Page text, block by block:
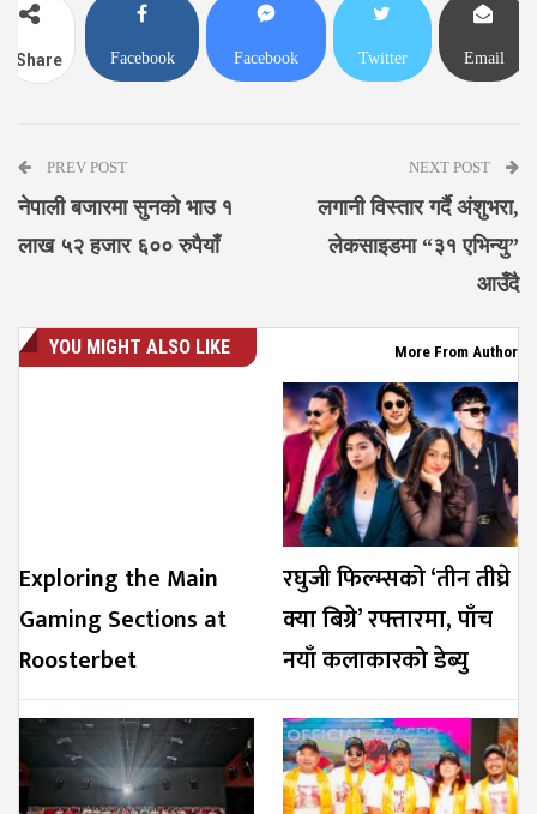
Share Facebook Facebook Twitter Email
PREV POST
नेपाली बजारमा सुनको भाउ १
लाख ५२ हजार ६०० रुपैयाँ
NEXT POST
लगानी विस्तार गर्दै अंशुभरा,
लेकसाइडमा “३१ एभिन्यु”
आउँदै
YOU MIGHT ALSO LIKE More From Author
Exploring the Main
Gaming Sections at
Roosterbet
रघुजी फिल्म्सको ‘तीन तीघ्रे
क्या बिग्रे’ रफ्तारमा, पाँच
नयाँ कलाकारको डेब्यु